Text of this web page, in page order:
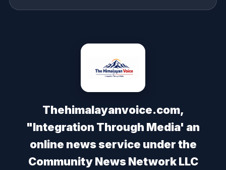
Thehimalayanvoice.com,
"Integration Through Media' an
online news service under the
Community News Network LLC